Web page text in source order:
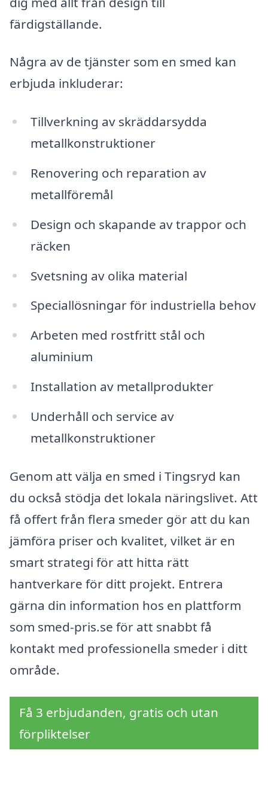
färdigställande.
Några av de tjänster som en smed kan
erbjuda inkluderar:
Tillverkning av skräddarsydda
metallkonstruktioner
Renovering och reparation av
metallföremål
Design och skapande av trappor och
räcken
Svetsning av olika material
Speciallösningar för industriella behov
Arbeten med rostfritt stål och
aluminium
Installation av metallprodukter
Underhåll och service av
metallkonstruktioner
Genom att välja en smed i Tingsryd kan
du också stödja det lokala näringslivet. Att
få offert från flera smeder gör att du kan
jämföra priser och kvalitet, vilket är en
smart strategi för att hitta rätt
hantverkare för ditt projekt. Entrera
gärna din information hos en plattform
som smed-pris.se för att snabbt få
kontakt med professionella smeder i ditt
område.
Få 3 erbjudanden, gratis och utan
förpliktelser